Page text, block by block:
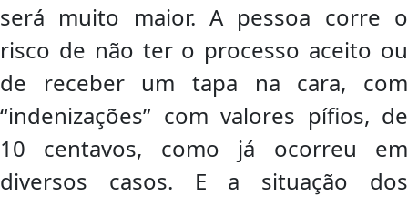
será muito maior. A pessoa corre o
risco de não ter o processo aceito ou
de receber um tapa na cara, com
“indenizações” com valores pífios, de
10 centavos, como já ocorreu em
diversos casos. E a situação dos